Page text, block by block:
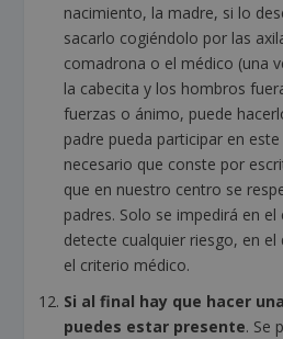
nacimiento, la madre, si lo
sacarlo cogiéndolo por las
comadrona o el médico (una
la cabecita y los hombros
fuerzas o ánimo, puede
padre pueda participar en
necesario que conste por
que en nuestro centro se
padres. Solo se impedirá en el
detecte cualquier riesgo, en el
el criterio médico.
Si al final hay que hacer
puedes estar presente. Se